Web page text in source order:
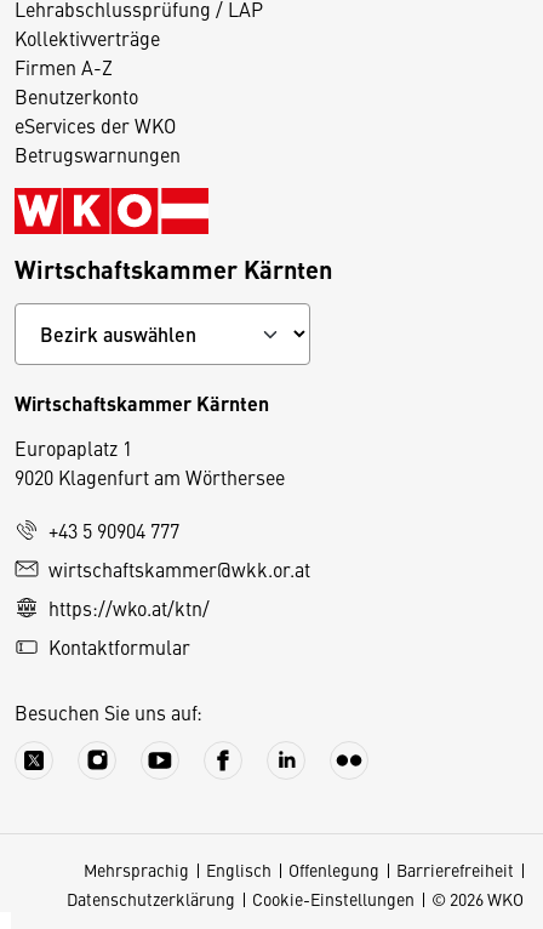
Lehrabschlussprüfung / LAP
Kollektivverträge
Firmen A-Z
Benutzerkonto
eServices der WKO
Betrugswarnungen
Wirtschaftskammer Kärnten
Wirtschaftskammer Kärnten
Europaplatz 1
9020 Klagenfurt am Wörthersee
+43 5 90904 777
wirtschaftskammer@wkk.or.at
https://wko.at/ktn/
Kontaktformular
Besuchen Sie uns auf:
Mehrsprachig Englisch Offenlegung
Barrierefreiheit
Datenschutzerklärung
Cookie-Einstellungen © 2026 WKO
D
e
s
S
e